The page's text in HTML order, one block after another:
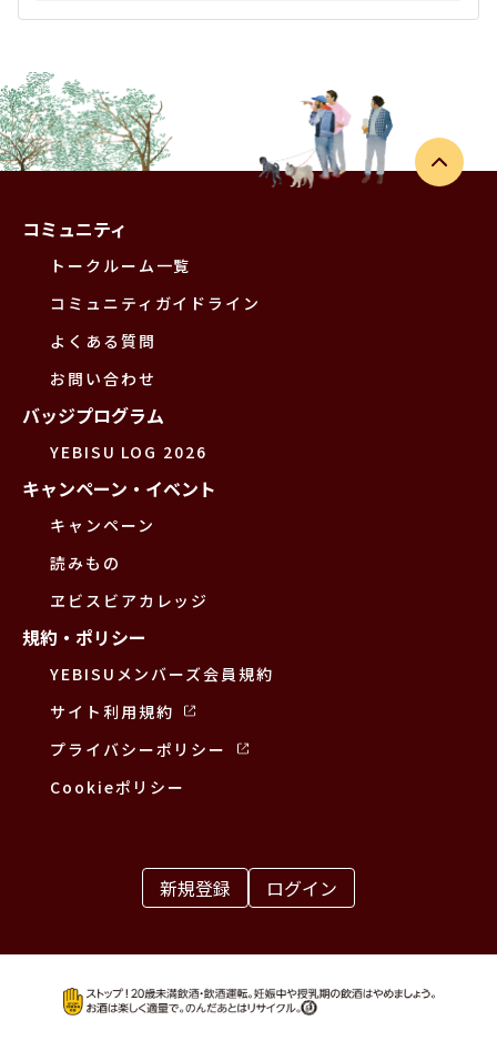
コミュニティ
トークルーム一覧
コミュニティガイドライン
よくある質問
お問い合わせ
バッジプログラム
YEBISU LOG 2026
キャンペーン・イベント
キャンペーン
読みもの
ヱビスビアカレッジ
規約・ポリシー
YEBISUメンバーズ会員規約
サイト利用規約
プライバシーポリシー
Cookieポリシー
新規登録 ログイン